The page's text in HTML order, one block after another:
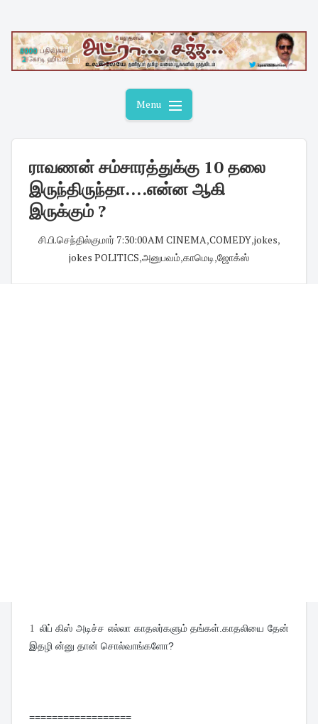
content
Menu
ராவணன் சம்சாரத்துக்கு 10 தலை
இருந்திருந்தா....என்ன ஆகி
இருக்கும் ?
சி.பி.செந்தில்குமார்· 7:30:00 AM CINEMA,COMEDY,jokes,
jokes POLITICS,அனுபவம்,காமெடி,ஜோக்ஸ்
1 லிப் கிஸ் அடிச்ச எல்லா காதலர்களும் தங்கள்.காதலியை தேன்
இதழி ன்னு தான் சொல்வாங்களோ?
==================